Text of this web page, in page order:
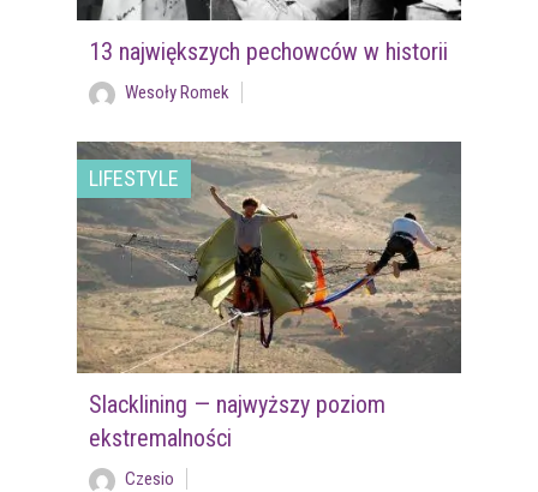
13 największych pechowców w historii
Wesoły Romek
LIFESTYLE
Slacklining — najwyższy poziom
ekstremalności
Czesio